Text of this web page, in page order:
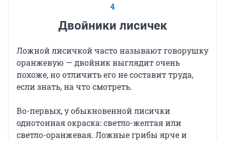
4
Двойники лисичек
Ложной лисичкой часто называют говорушку
оранжевую — двойник выглядит очень
похоже, но отличить его не составит труда,
если знать, на что смотреть.
Во-первых, у обыкновенной лисички
однотонная окраска: светло-желтая или
светло-оранжевая. Ложные грибы ярче и